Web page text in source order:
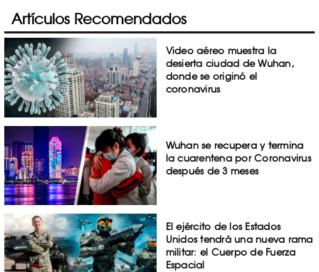
Artículos Recomendados
Video aéreo muestra la
desierta ciudad de Wuhan,
donde se originó el
coronavirus
Wuhan se recupera y termina
la cuarentena por Coronavirus
después de 3 meses
El ejército de los Estados
Unidos tendrá una nueva rama
militar: el Cuerpo de Fuerza
Espacial